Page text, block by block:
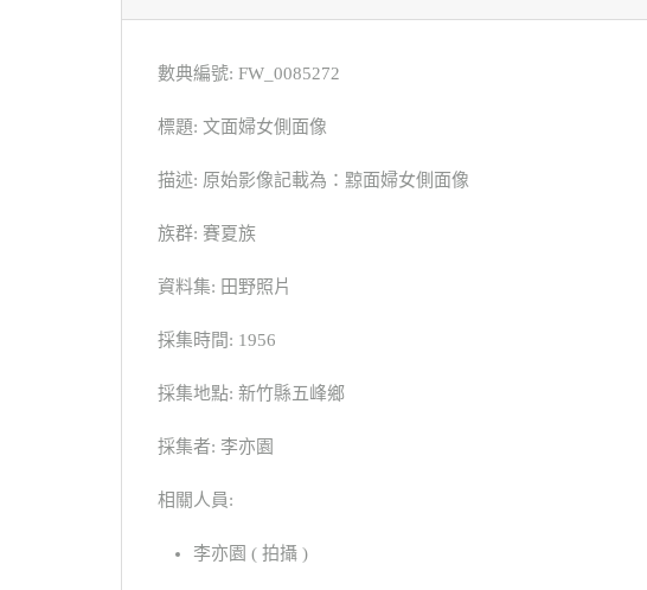
數典編號: FW_0085272
標題: 文面婦女側面像
描述: 原始影像記載為：黥面婦女側面像
族群: 賽夏族
資料集: 田野照片
採集時間: 1956
採集地點: 新竹縣五峰鄉
採集者: 李亦園
相關人員:
李亦園 ( 拍攝 )